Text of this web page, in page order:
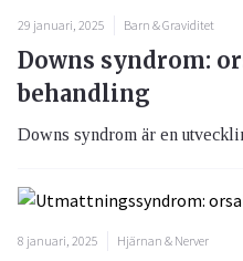
29 januari, 2025 Barn & Graviditet
Downs syndrom:
behandling
Downs syndrom är en
8 januari, 2025 Hjärnan & Nerver